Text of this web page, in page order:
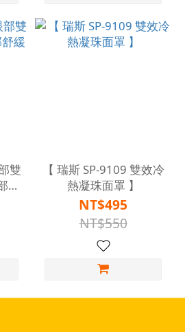
雙
舒
【 瑞斯 SP-9109 雙效冷
熱凝珠面罩 】
NT$495
NT$550